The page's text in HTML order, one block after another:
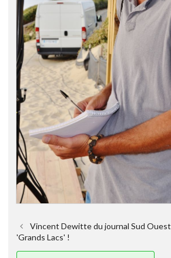
Vincent Dewitte du journal Sud
'Grands Lacs' !